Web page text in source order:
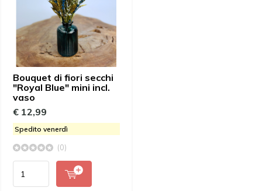
Bouquet di fiori secchi
"Royal Blue" mini incl.
vaso
€ 12,99
Spedito venerdì
(0)